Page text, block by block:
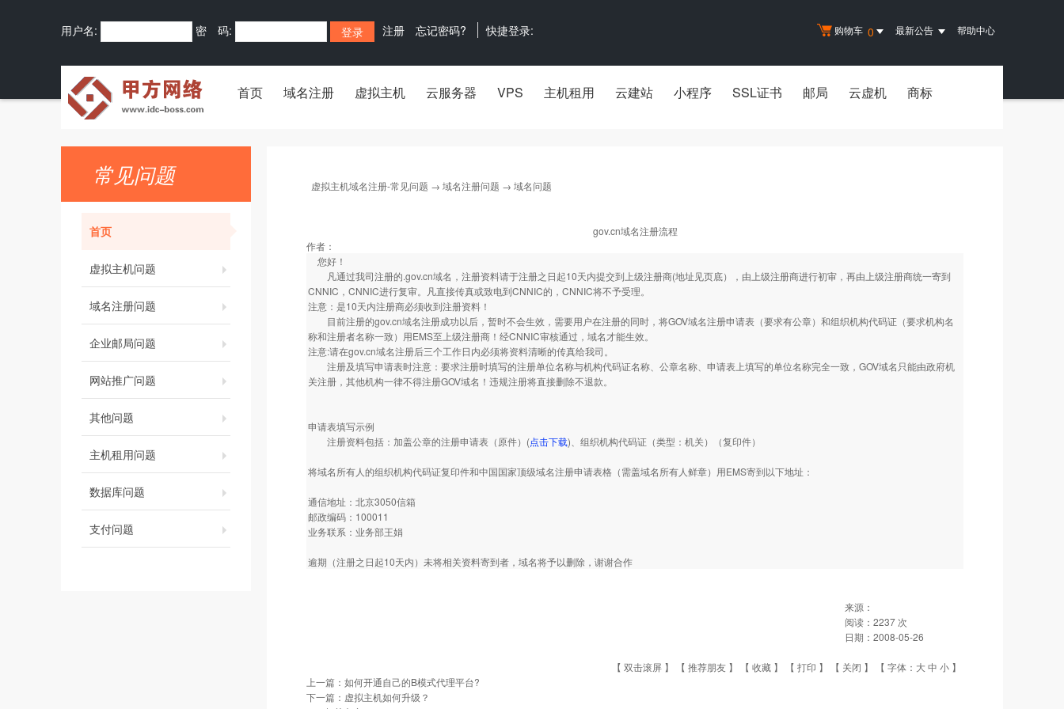
购物车 0 最新公告 帮助中心
用户名: 密 码: 注册 忘记密码? 快捷登录:
首页 域名注册 虚拟主机 云服务器 VPS 主机租用 云建站 小程序 SSL证书 邮局 云虚机 商标
常见问题
首页
虚拟主机问题
域名注册问题
企业邮局问题
网站推广问题
其他问题
主机租用问题
数据库问题
支付问题
虚拟主机域名注册-常见问题 → 域名注册问题 → 域名问题
gov.cn域名注册流程
作者：
您好！
凡通过我司注册的.gov.cn域名，注册资料请于注册之日起10天内提交到上级注册商(地址见页底），由上级注册商进行初审，再由上级注册商统一寄到
CNNIC，CNNIC进行复审。凡直接传真或致电到CNNIC的，CNNIC将不予受理。
注意：是10天内注册商必须收到注册资料！
目前注册的gov.cn域名注册成功以后，暂时不会生效，需要用户在注册的同时，将GOV域名注册申请表（要求有公章）和组织机构代码证（要求机构名
称和注册者名称一致）用EMS至上级注册商！经CNNIC审核通过，域名才能生效。
注意:请在gov.cn域名注册后三个工作日内必须将资料清晰的传真给我司。
注册及填写申请表时注意：要求注册时填写的注册单位名称与机构代码证名称、公章名称、申请表上填写的单位名称完全一致，GOV域名只能由政府机
关注册，其他机构一律不得注册GOV域名！违规注册将直接删除不退款。
申请表填写示例
注册资料包括：加盖公章的注册申请表（原件）(点击下载)、组织机构代码证（类型：机关）（复印件）
将域名所有人的组织机构代码证复印件和中国国家顶级域名注册申请表格（需盖域名所有人鲜章）用EMS寄到以下地址：
通信地址：北京3050信箱
邮政编码：100011
业务联系：业务部王娟
逾期（注册之日起10天内）未将相关资料寄到者，域名将予以删除，谢谢合作
来源：
阅读： 2237 次
日期： 2008-05-26
【 双击滚屏 】 【 推荐朋友 】 【 收藏 】 【 打印 】 【 关闭 】 【 字体： 大中 小 】
上一篇： 如何开通自己的B模式代理平台?
下一篇： 虚拟主机如何升级？